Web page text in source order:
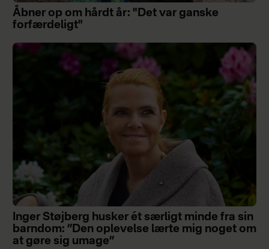
Åbner op om hårdt år: "Det var ganske
forfærdeligt"
Inger Støjberg husker ét særligt minde fra sin
barndom: ”Den oplevelse lærte mig noget om
at gøre sig umage”